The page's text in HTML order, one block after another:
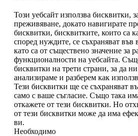
Този уебсайт използва бисквитки,
преживяване, докато навигирате
бисквитки, бисквитките, които са
според нуждите, се съхраняват във
като са от съществено значение за
функционалности на уебсайта.
бисквитки на трети страни, за да
анализираме и разберем как
Тези бисквитки ще се съхраняват
само с ваше съгласие. Също така
откажете от тези бисквитки. Но
от тези бисквитки може да има
ви.
Необходимо